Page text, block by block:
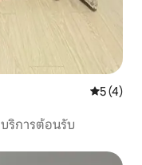
คะแนนเฉ
5 (4)
บริการต้อนรับ